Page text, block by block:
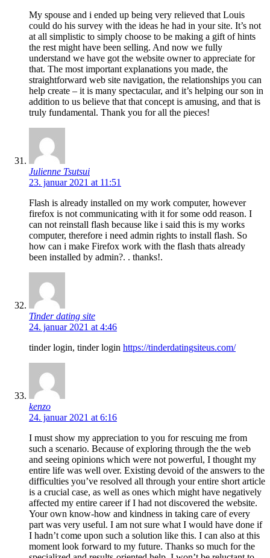
My spouse and i ended up being very relieved that Louis
could do his survey with the ideas he had in your site. It’s not
at all simplistic to simply choose to be making a gift of hints
the rest might have been selling. And now we fully
understand we have got the website owner to appreciate for
that. The most important explanations you made, the
straightforward web site navigation, the relationships you can
help create – it is many spectacular, and it’s helping our son in
addition to us believe that that concept is amusing, and that is
truly fundamental. Thank you for all the pieces!
Julienne Tsutsui
23. januar 2021 at 11:51
Flash is already installed on my work computer, however
firefox is not communicating with it for some odd reason. I
can not reinstall flash because like i said this is my works
computer, therefore i need admin rights to install flash. So
how can i make Firefox work with the flash thats already
been installed by admin?. . thanks!.
Tinder dating site
24. januar 2021 at 4:46
tinder login, tinder login https://tinderdatingsiteus.com/
kenzo
24. januar 2021 at 6:16
I must show my appreciation to you for rescuing me from
such a scenario. Because of exploring through the the web
and seeing opinions which were not powerful, I thought my
entire life was well over. Existing devoid of the answers to the
difficulties you’ve resolved all through your entire short article
is a crucial case, as well as ones which might have negatively
affected my entire career if I had not discovered the website.
Your own know-how and kindness in taking care of every
part was very useful. I am not sure what I would have done if
I hadn’t come upon such a solution like this. I can also at this
moment look forward to my future. Thanks so much for the